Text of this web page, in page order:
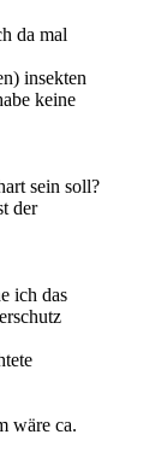
da mal
insekten
keine
sein soll?
der
ich das
wäre ca.